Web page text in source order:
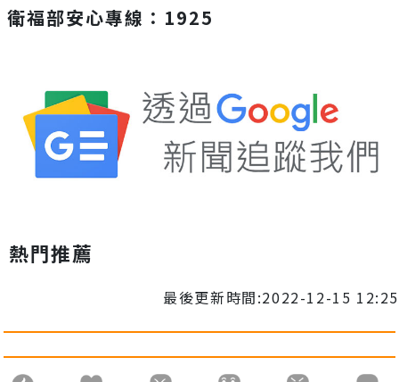
衛福部安心專線：1925
熱門推薦
最後更新時間:2022-12-15 12:25